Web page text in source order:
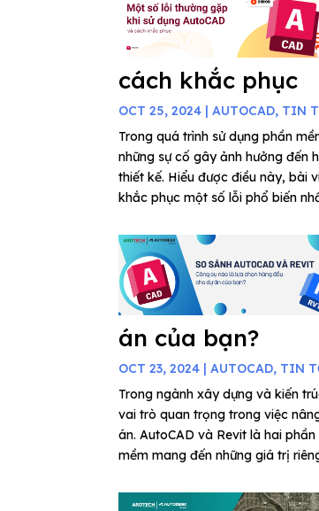
cách khắc phục
OCT 25, 2024 |AUTOCAD, TIN
Trong quá trình sử dụng phần
những sự cố gây ảnh hưởng đến
thiết kế. Hiểu được điều này, bài
khắc phục một số lỗi phổ biến
án của bạn?
OCT 23, 2024 |AUTOCAD, TIN
Trong ngành xây dựng và kiến
vai trò quan trọng trong việc
án. AutoCAD và Revit là hai
mềm mang đến những giá trị